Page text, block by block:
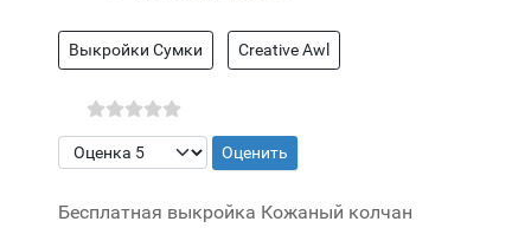
Выкройки Сумки Creative Awl
Пожалуйста, оцените
Бесплатная выкройка Кожаный колчан